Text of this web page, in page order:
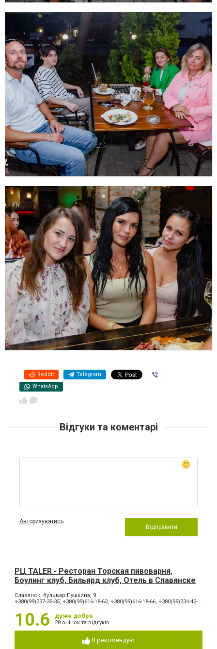
Reddit Telegram
WhatsApp
Відгуки та коментарі
Авторизуватись
Відправити
РЦ TALER - Ресторан Торская пивоварня,
Боулинг клуб, Бильярд клуб, Отель в Славянске
Славянск, бульвар Пушкина, 9
+380(99)337-35-35, +380(99)616-18-63, +380(99)616-18-66, +380(99)334-42-42, +380(66)065-60-90
10.6 дуже добре
28 оцінок та відгуків
Я рекомендую